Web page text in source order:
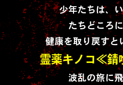
少年たちは、
たちどころ
健康を取り戻すと
霊薬キノコ≪
波乱の旅に